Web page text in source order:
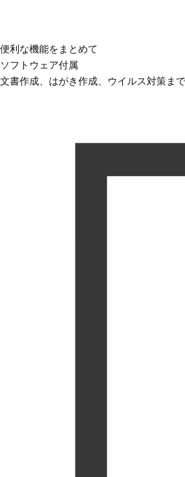
便利な機能をまとめて
ソフトウェア付属
文書作成、はがき作成、ウイルス対策ま